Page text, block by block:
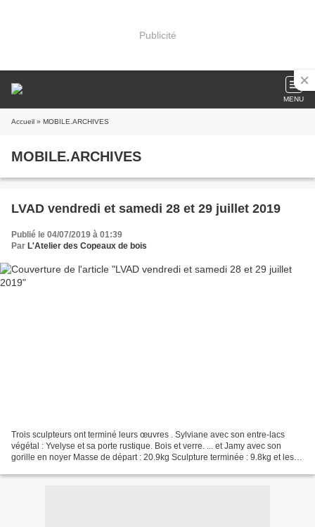
Publicité
MENU
Accueil » MOBILE.ARCHIVES
MOBILE.ARCHIVES
LVAD vendredi et samedi 28 et 29 juillet 2019
Publié le 04/07/2019 à 01:39
Par L'Atelier des Copeaux de bois
Trois sculpteurs ont terminé leurs œuvres . Sylviane avec son entre-lacs
végétal : Yvelyse et sa porte rustique. Bois et verre. ... et Jamy avec son
gorille en noyer Masse de départ : 20.9kg Sculpture terminée : 9.8kg et les